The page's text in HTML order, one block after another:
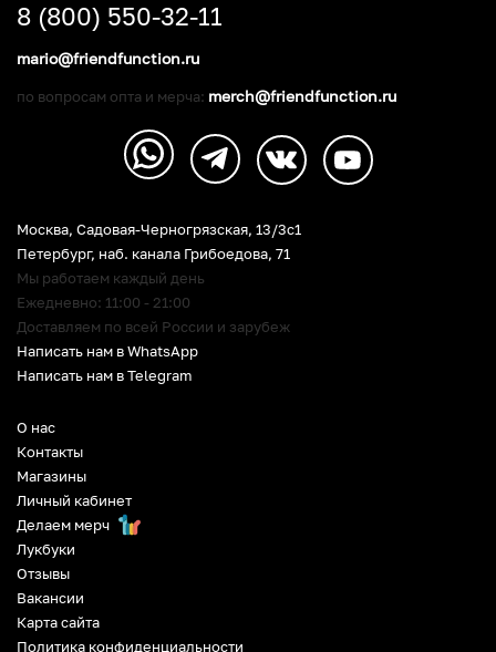
О нас
Контакты
Магазины
Личный кабинет
Делаем мерч
Лукбуки
Отзывы
Вакансии
Карта сайта
Политика конфиденциальности
Москва, Садовая-Черногрязская, 13/3c1
Петербург, наб. канала Грибоедова, 71
Мы работаем каждый день
Ежедневно: 11:00 - 21:00
Доставляем по всей России и зарубеж
Написать нам в WhatsApp
Написать нам в Telegram
8 (800) 550-32-11
mario@friendfunction.ru
по вопросам опта и мерча: merch@friendfunction.ru